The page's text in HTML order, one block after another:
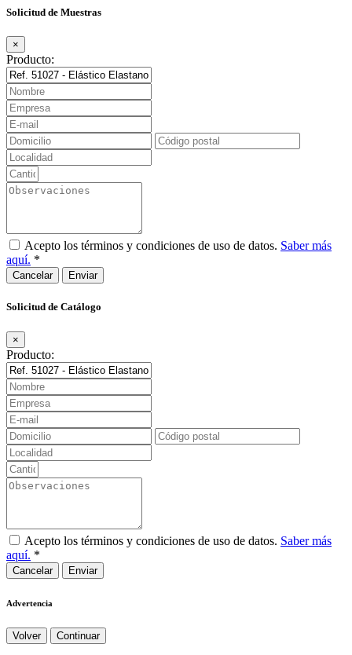
Solicitud de Muestras
×
Producto:
Acepto los términos y condiciones de uso de datos. Saber más
aquí. *
Cancelar
Solicitud de Catálogo
×
Producto:
Acepto los términos y condiciones de uso de datos. Saber más
aquí. *
Cancelar
Advertencia
Volver Continuar